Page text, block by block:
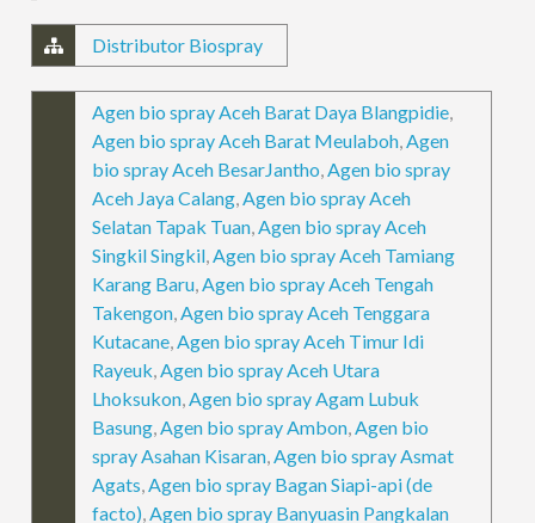
Distributor Biospray
Agen bio spray Aceh Barat Daya Blangpidie,
Agen bio spray Aceh Barat Meulaboh,Agen
bio spray Aceh BesarJantho,Agen bio spray
Aceh Jaya Calang,Agen bio spray Aceh
Selatan Tapak Tuan,Agen bio spray Aceh
Singkil Singkil,Agen bio spray Aceh Tamiang
Karang Baru,Agen bio spray Aceh Tengah
Takengon,Agen bio spray Aceh Tenggara
Kutacane,Agen bio spray Aceh Timur Idi
Rayeuk,Agen bio spray Aceh Utara
Lhoksukon,Agen bio spray Agam Lubuk
Basung,Agen bio spray Ambon,Agen bio
spray Asahan Kisaran,Agen bio spray Asmat
Agats,Agen bio spray Bagan Siapi-api (de
facto),Agen bio spray Banyuasin Pangkalan